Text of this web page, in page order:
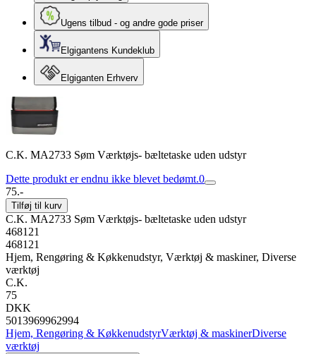
Ugens tilbud - og andre gode priser
Elgigantens Kundeklub
Elgiganten Erhverv
C.K. MA2733 Søm Værktøjs- bæltetaske uden udstyr
Dette produkt er endnu ikke blevet bedømt.0
75.-
Tilføj til kurv
C.K. MA2733 Søm Værktøjs- bæltetaske uden udstyr
468121
468121
Hjem, Rengøring & Køkkenudstyr, Værktøj & maskiner, Diverse
værktøj
C.K.
75
DKK
5013969962994
Hjem, Rengøring & KøkkenudstyrVærktøj & maskinerDiverse
værktøj